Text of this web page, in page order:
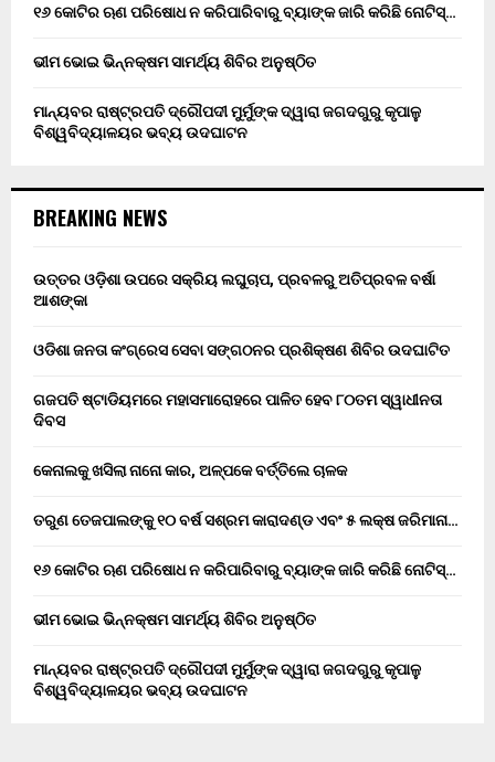
୧୬ କୋଟିର ଋଣ ପରିଷୋଧ ନ କରିପାରିବାରୁ ବ୍ୟାଙ୍କ ଜାରି କରିଛି ନୋଟିସ୍…
ଭୀମ ଭୋଇ ଭିନ୍ନକ୍ଷମ ସାମର୍ଥ୍ୟ ଶିବିର ଅନୁଷ୍ଠିତ
ମାନ୍ୟବର ରାଷ୍ଟ୍ରପତି ଦ୍ରୌପଦୀ ମୁର୍ମୁଙ୍କ ଦ୍ୱାରା ଜଗଦଗୁରୁ କୃପାଳୁ
ବିଶ୍ୱବିଦ୍ୟାଳୟର ଭବ୍ୟ ଉଦଘାଟନ
BREAKING NEWS
ଉତ୍ତର ଓଡ଼ିଶା ଉପରେ ସକ୍ରିୟ ଲଘୁଚାପ, ପ୍ରବଳରୁ ଅତିପ୍ରବଳ ବର୍ଷା
ଆଶଙ୍କା
ଓଡିଶା ଜନତା କଂଗ୍ରେସ ସେବା ସଙ୍ଗଠନର ପ୍ରଶିକ୍ଷଣ ଶିବିର ଉଦଘାଟିତ
ଗଜପତି ଷ୍ଟାଡିୟମରେ ମହାସମାରୋହରେ ପାଳିତ ହେବ ୮୦ତମ ସ୍ୱାଧୀନତା
ଦିବସ
କେନାଲକୁ ଖସିଲା ନାନୋ କାର, ଅଳ୍ପକେ ବର୍ତ୍ତିଲେ ଚାଳକ
ତରୁଣ ତେଜପାଲଙ୍କୁ ୧୦ ବର୍ଷ ସଶ୍ରମ କାରାଦଣ୍ଡ ଏବଂ ₹୫ ଲକ୍ଷ ଜରିମାନା…
୧୬ କୋଟିର ଋଣ ପରିଷୋଧ ନ କରିପାରିବାରୁ ବ୍ୟାଙ୍କ ଜାରି କରିଛି ନୋଟିସ୍…
ଭୀମ ଭୋଇ ଭିନ୍ନକ୍ଷମ ସାମର୍ଥ୍ୟ ଶିବିର ଅନୁଷ୍ଠିତ
ମାନ୍ୟବର ରାଷ୍ଟ୍ରପତି ଦ୍ରୌପଦୀ ମୁର୍ମୁଙ୍କ ଦ୍ୱାରା ଜଗଦଗୁରୁ କୃପାଳୁ
ବିଶ୍ୱବିଦ୍ୟାଳୟର ଭବ୍ୟ ଉଦଘାଟନ